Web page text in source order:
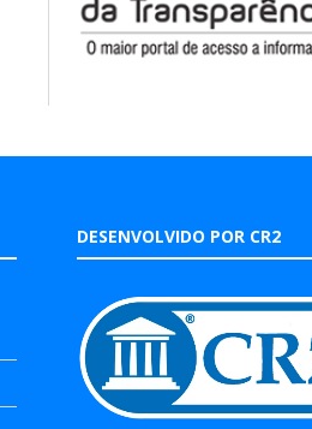
DESENVOLVIDO POR CR2